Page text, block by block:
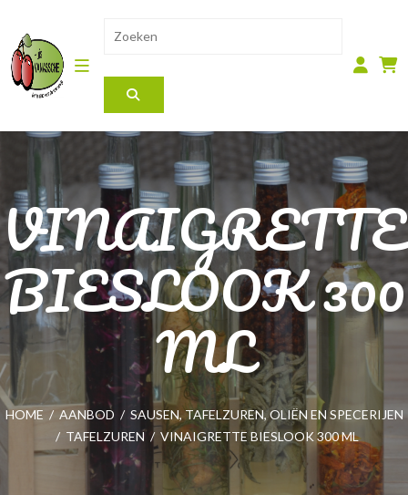
VINAIGRETTE
BIESLOOK 300
ML
HOME / AANBOD / SAUSEN, TAFELZUREN, OLIËN EN SPECERIJEN
/ TAFELZUREN / VINAIGRETTE BIESLOOK 300 ML